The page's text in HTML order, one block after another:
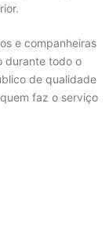
e companheiras
durante todo o
de qualidade
faz o serviço